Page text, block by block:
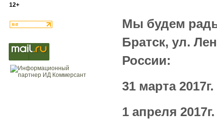
12+
Мы будем
Братск, ул.
России:
31 марта
1 апреля